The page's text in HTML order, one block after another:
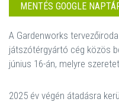
MENTÉS GOOGLE
A Gardenworks
játszótérgyártó cég közös
június 16-án, melyre
2025 év végén átadásra